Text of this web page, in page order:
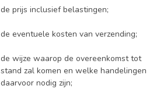
de prijs inclusief belastingen;
de eventuele kosten van verzending;
de wijze waarop de overeenkomst tot
stand zal komen en welke handelingen
daarvoor nodig zijn;